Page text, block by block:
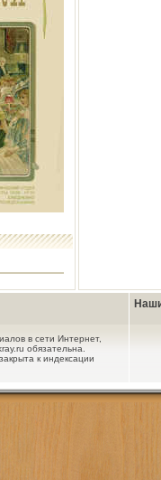
в сети Интернет,
обязательна.
к индексации